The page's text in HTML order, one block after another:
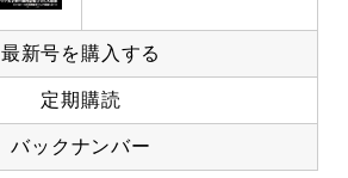
最新号を購入する
定期購読
バックナンバー